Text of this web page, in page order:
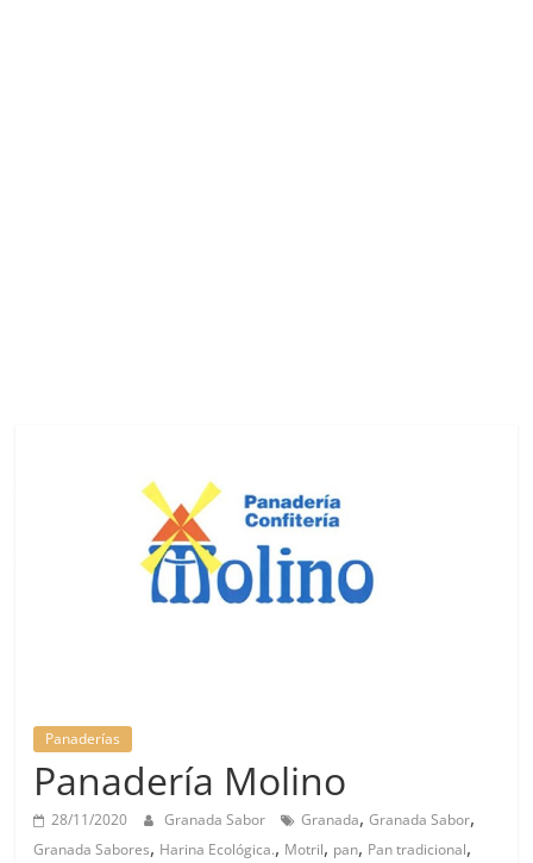
Panaderías
Panadería Molino
28/11/2020 Granada Sabor Granada,Granada Sabor,
Granada Sabores, Harina Ecológica., Motril, pan, Pan tradicional,